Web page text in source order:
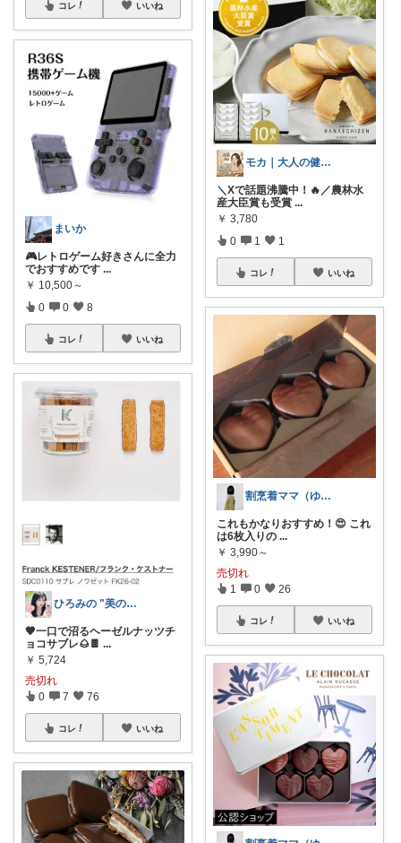
コレ いいね
まいか
🎮レトロゲーム好きさんに全力
でおすすめです ...
￥ 10,500～
0 0 8
コレ いいね
ひろみの "美の出る杭💫プロフにお礼✨
🤎一口で沼るヘーゼルナッツチ
ョコサブレ🌰🍫 ...
￥ 5,724
売切れ
0 7 76
コレ いいね
モカ｜大人の健康美容オタク
＼Xで話題沸騰中！🔥／農林水
産大臣賞も受賞 ...
￥ 3,780
0 1 1
コレ いいね
割烹着ママ（ゆあ）
これもかなりおすすめ！😍 これ
は6枚入りの ...
￥ 3,990～
売切れ
1 0 26
コレ いいね